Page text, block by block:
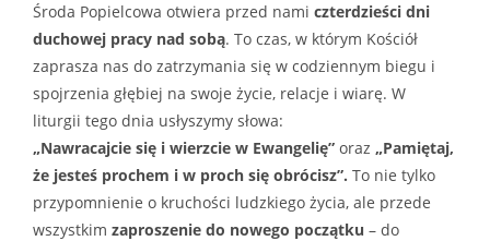
Środa Popielcowa otwiera przed nami czterdzieści dni
duchowej pracy nad sobą. To czas, w którym Kościół
zaprasza nas do zatrzymania się w codziennym biegu i
spojrzenia głębiej na swoje życie, relacje i wiarę. W
liturgii tego dnia usłyszymy słowa:
„Nawracajcie się i wierzcie w Ewangelię” oraz „Pamiętaj,
że jesteś prochem i w proch się obrócisz”. To nie tylko
przypomnienie o kruchości ludzkiego życia, ale przede
wszystkim zaproszenie do nowego początku – do